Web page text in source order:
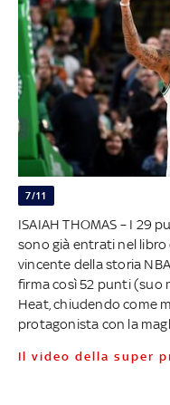
7/11
ISAIAH THOMAS – I 29
sono già entrati nel libro
vincente della storia
firma così 52 punti (suo
Heat, chiudendo come
protagonista con la
il video della super